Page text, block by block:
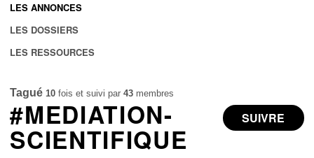
LES ANNONCES
LES DOSSIERS
LES RESSOURCES
Tagué 10 fois et suivi par43 membres
SUIVRE
#MEDIATION-
SCIENTIFIQUE